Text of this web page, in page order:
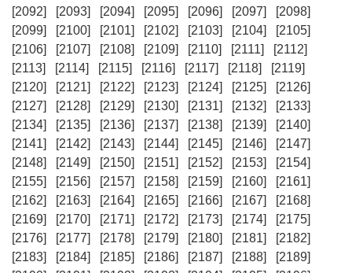
[2092]
[2093] [2094] [2095] [2096] [2097]
[2098]
[2099]
[2100] [2101] [2102] [2103] [2104]
[2105]
[2106]
[2107] [2108] [2109] [2110] [2111]
[2112]
[2113]
[2114] [2115] [2116] [2117] [2118]
[2119]
[2120]
[2121] [2122] [2123] [2124] [2125]
[2126]
[2127]
[2128] [2129] [2130] [2131] [2132]
[2133]
[2134]
[2135] [2136] [2137] [2138] [2139]
[2140]
[2141]
[2142] [2143] [2144] [2145] [2146]
[2147]
[2148]
[2149] [2150] [2151] [2152] [2153]
[2154]
[2155]
[2156] [2157] [2158] [2159] [2160]
[2161]
[2162]
[2163] [2164] [2165] [2166] [2167]
[2168]
[2169]
[2170] [2171] [2172] [2173] [2174]
[2175]
[2176]
[2177] [2178] [2179] [2180] [2181]
[2182]
[2183]
[2184] [2185] [2186] [2187] [2188]
[2189]